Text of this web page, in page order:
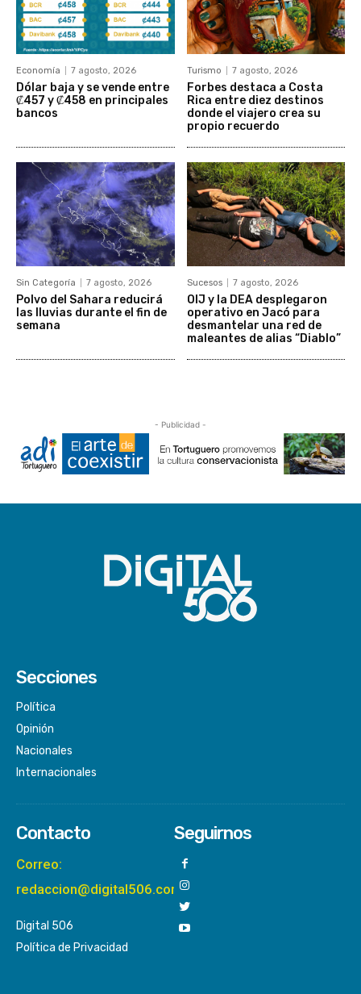
Economía 7 agosto, 2026
Dólar baja y se vende entre
₡457 y ₡458 en principales
bancos
Turismo 7 agosto, 2026
Forbes destaca a Costa
Rica entre diez destinos
donde el viajero crea su
propio recuerdo
Sin Categoría 7 agosto, 2026
Polvo del Sahara reducirá
las lluvias durante el fin de
semana
Sucesos 7 agosto, 2026
OIJ y la DEA desplegaron
operativo en Jacó para
desmantelar una red de
maleantes de alias “Diablo”
- Publicidad -
Secciones
Política
Opinión
Nacionales
Internacionales
Contacto
Correo:
redaccion@digital506.com
Digital 506
Política de Privacidad
Seguirnos